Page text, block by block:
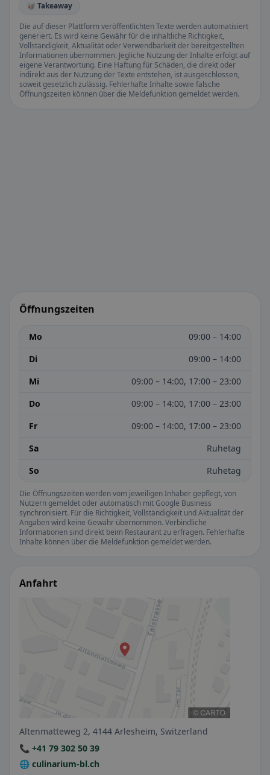
🥡 Takeaway
Die auf dieser Plattform veröffentlichten Texte werden automatisiert
generiert. Es wird keine Gewähr für die inhaltliche Richtigkeit,
Vollständigkeit, Aktualität oder Verwendbarkeit der bereitgestellten
Informationen übernommen. Jegliche Nutzung der Inhalte erfolgt auf
eigene Verantwortung. Eine Haftung für Schäden, die direkt oder
indirekt aus der Nutzung der Texte entstehen, ist ausgeschlossen,
soweit gesetzlich zulässig. Fehlerhafte Inhalte sowie falsche
Öffnungszeiten können über die Meldefunktion gemeldet werden.
Öffnungszeiten
Mo
09:00 – 14:00
Di
09:00 – 14:00
Mi
09:00 – 14:00, 17:00 – 23:00
Do
09:00 – 14:00, 17:00 – 23:00
Fr
09:00 – 14:00, 17:00 – 23:00
Sa
Ruhetag
So
Ruhetag
Die Öffnungszeiten werden vom jeweiligen Inhaber gepflegt, von
Nutzern gemeldet oder automatisch mit Google Business
synchronisiert. Für die Richtigkeit, Vollständigkeit und Aktualität der
Angaben wird keine Gewähr übernommen. Verbindliche
Informationen sind direkt beim Restaurant zu erfragen. Fehlerhafte
Inhalte können über die Meldefunktion gemeldet werden.
Anfahrt
Altenmatteweg 2, 4144 Arlesheim, Switzerland
📞 +41 79 302 50 39
🌐 culinarium-bl.ch